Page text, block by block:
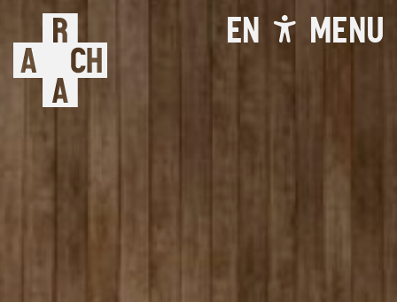
EN MENU